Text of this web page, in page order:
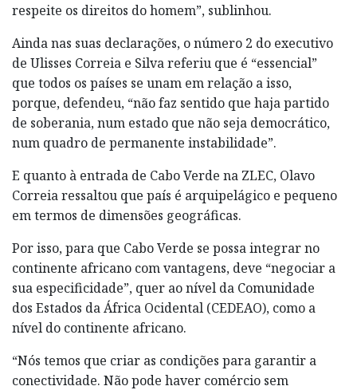
respeite os direitos do homem”, sublinhou.
Ainda nas suas declarações, o número 2 do executivo
de Ulisses Correia e Silva referiu que é “essencial”
que todos os países se unam em relação a isso,
porque, defendeu, “não faz sentido que haja partido
de soberania, num estado que não seja democrático,
num quadro de permanente instabilidade”.
E quanto à entrada de Cabo Verde na ZLEC, Olavo
Correia ressaltou que país é arquipelágico e pequeno
em termos de dimensões geográficas.
Por isso, para que Cabo Verde se possa integrar no
continente africano com vantagens, deve “negociar a
sua especificidade”, quer ao nível da Comunidade
dos Estados da África Ocidental (CEDEAO), como a
nível do continente africano.
“Nós temos que criar as condições para garantir a
conectividade. Não pode haver comércio sem